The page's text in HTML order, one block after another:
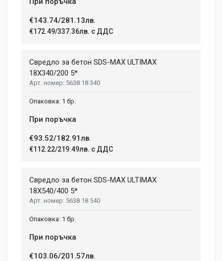
€143.74/281.13лв.
€172.49/337.36лв. с ДДС
Свредло за бетон SDS-MAX ULTIMAX
18X340/200 5*
5638 18 340
1 бр.
При поръчка
€93.52/182.91лв.
€112.22/219.49лв. с ДДС
Свредло за бетон SDS-MAX ULTIMAX
18X540/400 5*
5638 18 540
1 бр.
При поръчка
€103.06/201.57лв.